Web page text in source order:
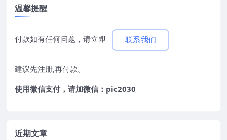
温馨提醒
付款如有任何问题，请立即 联系我们
建议先注册,再付款。
使用微信支付，请加微信：pic2030
近期文章